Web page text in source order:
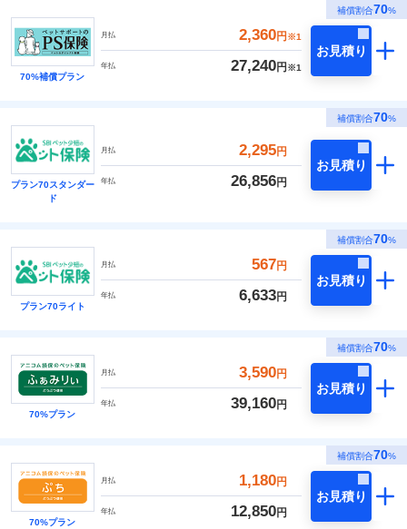
補償割合70%
70%補償プラン
月払 2,360円 ※1
年払 27,240円 ※1
お見積り
補償割合70%
プラン70スタンダー
ド
月払 2,295円
年払 26,856円
お見積り
補償割合70%
プラン70ライト
月払 567円
年払 6,633円
お見積り
補償割合70%
70%プラン
月払 3,590円
年払 39,160円
お見積り
補償割合70%
70%プラン
月払 1,180円
年払 12,850円
お見積り